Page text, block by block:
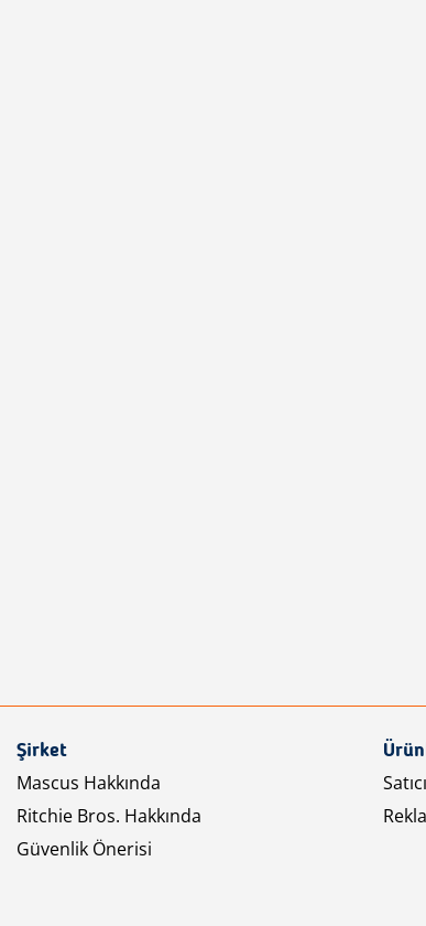
Şirket
Mascus Hakkında
Ritchie Bros. Hakkında
Güvenlik Önerisi